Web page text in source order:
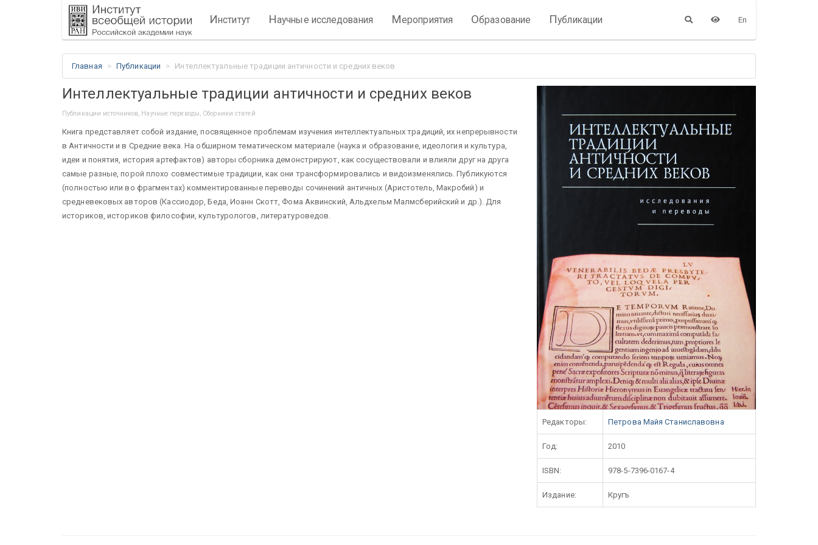
Институт Научные исследования Мероприятия Образование Публикации En
Главная Публикации Интеллектуальные традиции античности и средних веков
Интеллектуальные традиции античности и средних веков
Публикации источников, Научные переводы, Сборники статей
Книга представляет собой издание, посвященное проблемам изу­чения интеллектуальных традиций, их непрерывности
в Античности и в Средние века. На обширном тематическом материале (наука и образование, идеология и культура,
идеи и понятия, история арте­фактов) авторы сборника демонстрируют, как сосуществовали и влияли друг на друга
самые разные, порой плохо совместимые тра­диции, как они трансформировались и видоизменялись. Публикуют­ся
(полностью или во фрагментах) комментированные переводы со­чинений античных (Аристотель, Макробий) и
средневековых авторов (Кассиодор, Беда, Иоанн Скотт, Фома Аквинский, Альдхельм Малмсберийский и др.). Для
историков, историков философии, культурологов, литерату­роведов.
Редакторы: Петрова Майя Станиславовна
Год: 2010
ISBN: 978-5-7396-0167-4
Издание: Кругъ